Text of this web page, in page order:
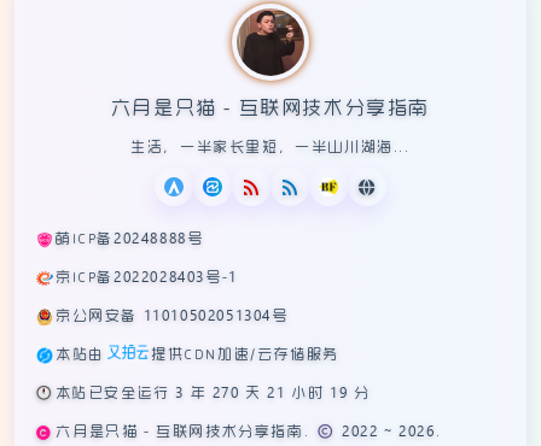
六月是只猫 - 互联网技术分享指南
生活，一半家长里短，一半山川湖海...
萌ICP备20248888号
京ICP备2022028403号-1
京公网安备 11010502051304号
本站由 提供CDN加速/云存储服务
🕛 本站已安全运行 3 年 270 天 21 小时 19 分
六月是只猫 - 互联网技术分享指南. © 2022 ~ 2026.